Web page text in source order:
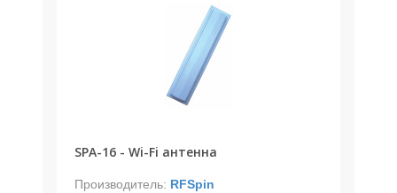
SPA-16 - Wi-Fi антенна
Производитель: RFSpin